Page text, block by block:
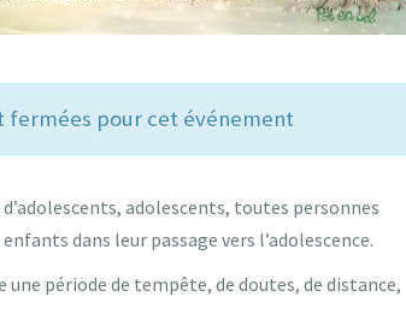
fermées pour cet événement
adolescents, toutes personnes
dans leur passage vers l’adolescence.
une période de tempête, de doutes, de distance,